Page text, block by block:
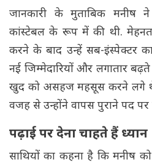
जानकारी के मुताबिक
कांस्टेबल के रूप में की थी. मेहनत
करने के बाद उन्हें सब-इंस्पेक्टर का
नई जिम्मेदारियों और लगातार
खुद को असहज महसूस करने लगे थे.
वजह से उन्होंने वापस पुराने पद
पढ़ाई पर देना चाहते हैं ध्यान
साथियों का कहना है कि मनीष